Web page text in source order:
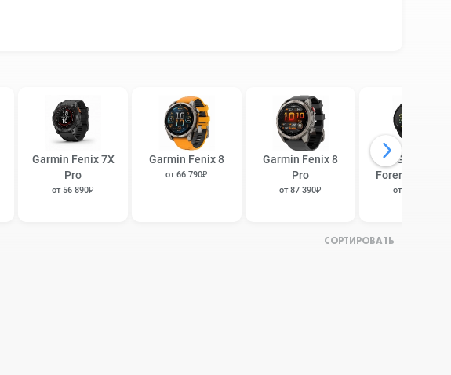
Garmin Fenix 7X
Pro
от 56 890₽
Garmin Fenix 8
от 66 790₽
Garmin Fenix 8
Pro
от 87 390₽
Garmin
Forerunner
от 25 090₽
СОРТИРОВАТЬ